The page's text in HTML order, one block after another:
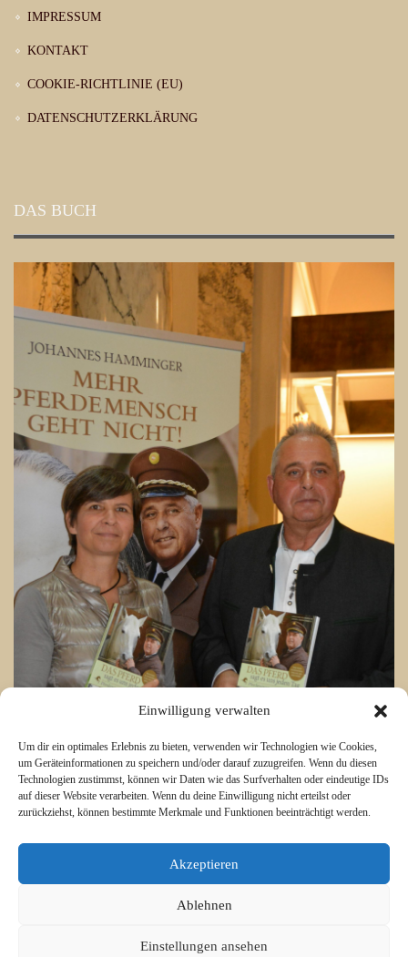
Einwilligung verwalten
Um dir ein optimales Erlebnis zu bieten, verwenden wir Technologien wie Cookies,
um Geräteinformationen zu speichern und/oder darauf zuzugreifen. Wenn du diesen
Technologien zustimmst, können wir Daten wie das Surfverhalten oder eindeutige IDs
auf dieser Website verarbeiten. Wenn du deine Einwilligung nicht erteilst oder
zurückziehst, können bestimmte Merkmale und Funktionen beeinträchtigt werden.
Akzeptieren
Ablehnen
Einstellungen ansehen
IMPRESSUM
KONTAKT
COOKIE-RICHTLINIE (EU)
DATENSCHUTZERKLÄRUNG
DAS BUCH